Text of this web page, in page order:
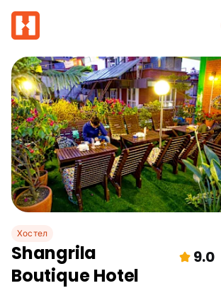
Хостел
Shangrila
Boutique Hotel
9.0